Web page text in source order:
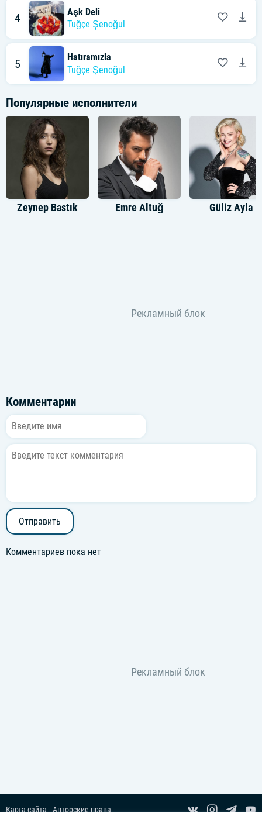
4
Aşk Deli
Tuğçe Şenoğul
5
Hatıramızla
Tuğçe Şenoğul
Популярные исполнители
Zeynep Bastık Emre Altuğ Güliz Ayla
Комментарии
Отправить
Комментариев пока нет
Карта сайта
Авторские права